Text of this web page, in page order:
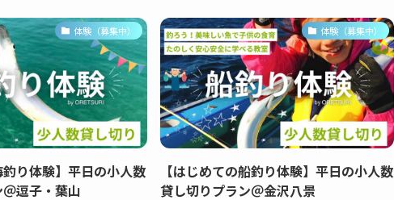
体験（募集中）
釣り体験】平日の小人数
逗子・葉山
体験（募集中）
【はじめての船釣り体験】平日の小人数
貸し切りプラン＠金沢八景